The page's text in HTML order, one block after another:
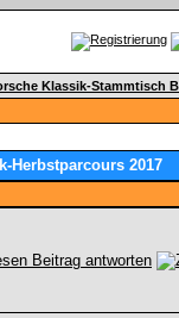
Klassik-Stammtisch
Herbstparcours 2017